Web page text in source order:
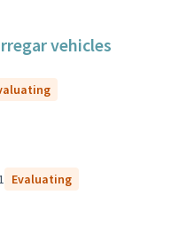
vehicles
Evaluating